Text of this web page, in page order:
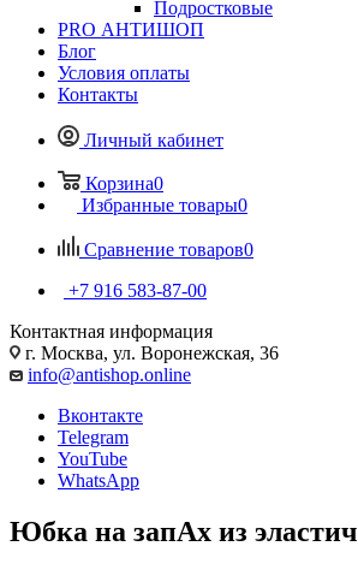
Подростковые
PRO АНТИШОП
Блог
Условия оплаты
Контакты
Личный кабинет
Корзина0
Избранные товары0
Сравнение товаров0
+7 916 583-87-00
Контактная информация
г. Москва, ул. Воронежская, 36
info@antishop.online
Вконтакте
Telegram
YouTube
WhatsApp
Юбка на запАх из